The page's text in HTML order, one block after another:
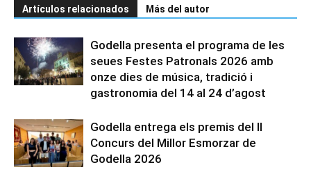
Artículos relacionados Más del autor
Godella presenta el programa de les
seues Festes Patronals 2026 amb
onze dies de música, tradició i
gastronomia del 14 al 24 d’agost
Godella entrega els premis del II
Concurs del Millor Esmorzar de
Godella 2026